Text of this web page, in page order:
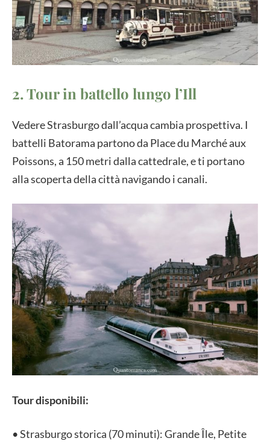
2. Tour in battello lungo l’Ill
Vedere Strasburgo dall’acqua cambia prospettiva. I
battelli Batorama partono da Place du Marché aux
Poissons, a 150 metri dalla cattedrale, e ti portano
alla scoperta della città navigando i canali.
Tour disponibili:
• Strasburgo storica (70 minuti): Grande Île, Petite